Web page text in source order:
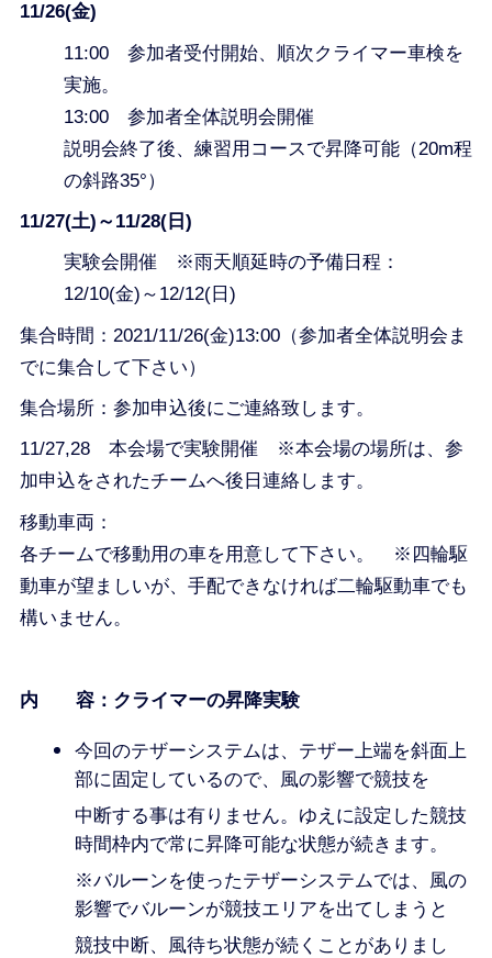
11/26(金)
11:00 参加者受付開始、順次クライマー車検を
実施。
13:00 参加者全体説明会開催
説明会終了後、練習用コースで昇降可能（20m程
の斜路35°）
11/27(土)～11/28(日)
実験会開催 ※雨天順延時の予備日程：
12/10(金)～12/12(日)
集合時間：2021/11/26(金)13:00（参加者全体説明会ま
でに集合して下さい）
集合場所：参加申込後にご連絡致します。
11/27,28 本会場で実験開催 ※本会場の場所は、参
加申込をされたチームへ後日連絡します。
移動車両：
各チームで移動用の車を用意して下さい。 ※四輪駆
動車が望ましいが、手配できなければ二輪駆動車でも
構いません。
内 容：クライマーの昇降実験
今回のテザーシステムは、テザー上端を斜面上
部に固定しているので、風の影響で競技を
中断する事は有りません。ゆえに設定した競技
時間枠内で常に昇降可能な状態が続きます。
※バルーンを使ったテザーシステムでは、風の
影響でバルーンが競技エリアを出てしまうと
競技中断、風待ち状態が続くことがありまし